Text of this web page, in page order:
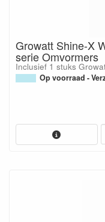
Growatt Shine-X
serie Omvormers
Inclusief 1 stuks
Op voorraad -